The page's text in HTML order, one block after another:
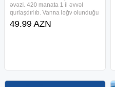
əvəzi. 420 manata 1 il əvvəl
qurlaşdırlıb. Vanna ləğv olunduğu
üçün çıxarılıb. Keyfiyyətli maldır.
Qoymağa yer olmadığı üçün ucuz
49.99 AZN